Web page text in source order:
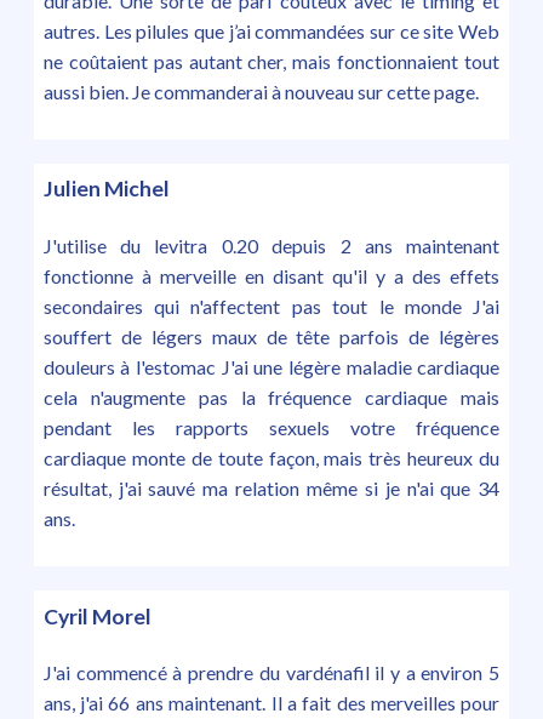
autres. Les pilules que j’ai commandées sur ce site Web
ne coûtaient pas autant cher, mais fonctionnaient tout
aussi bien. Je commanderai à nouveau sur cette page.
Julien Michel
J'utilise du levitra 0.20 depuis 2 ans maintenant
fonctionne à merveille en disant qu'il y a des effets
secondaires qui n'affectent pas tout le monde J'ai
souffert de légers maux de tête parfois de légères
douleurs à l'estomac J'ai une légère maladie cardiaque
cela n'augmente pas la fréquence cardiaque mais
pendant les rapports sexuels votre fréquence
cardiaque monte de toute façon, mais très heureux du
résultat, j'ai sauvé ma relation même si je n'ai que 34
ans.
Cyril Morel
J'ai commencé à prendre du vardénafil il y a environ 5
ans, j'ai 66 ans maintenant. Il a fait des merveilles pour